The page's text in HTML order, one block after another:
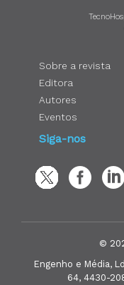
Sobre a revista
Editora
Autores
Eventos
Siga-nos
©
Engenho e Média,
64, 4430-